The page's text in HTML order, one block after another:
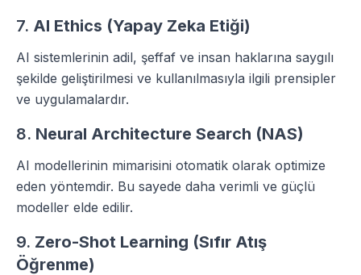
7. AI Ethics (Yapay Zeka Etiği)
AI sistemlerinin adil, şeffaf ve insan haklarına saygılı
şekilde geliştirilmesi ve kullanılmasıyla ilgili prensipler
ve uygulamalardır.
8. Neural Architecture Search (NAS)
AI modellerinin mimarisini otomatik olarak optimize
eden yöntemdir. Bu sayede daha verimli ve güçlü
modeller elde edilir.
9. Zero-Shot Learning (Sıfır Atış
Öğrenme)